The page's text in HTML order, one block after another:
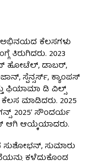
ಅಭಿನಯದ ಕೆಲಸಗಳು
2023
ಹೋಟೆಲ್, ಡಾಬರ್,
ಸ್ಪೆನ್ಸರ್ಸ್, ಕ್ಯಾಂಪಸ್
ಫಿಯಾಮಾ ಡಿ ವಿಲ್ಸ್
ಮಾಡಿದರು. 2025
2025’ ಸೌಂದರ್ಯ
ಆಗಿ ಆಯ್ಕೆಯಾದರು.
ಸುಶೋಭನ್, ಸುಮಾರು